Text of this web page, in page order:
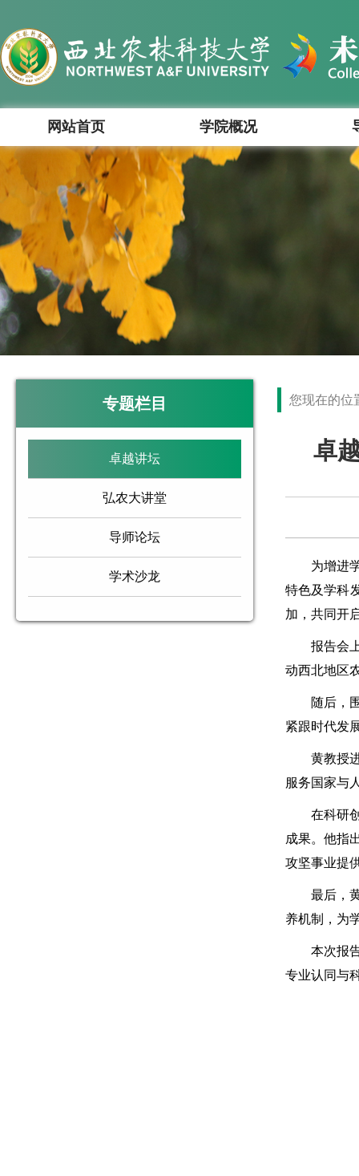
网站首页 学院概况
专题栏目
卓越讲坛
弘农大讲堂
导师论坛
学术沙龙
您现在的位
卓
为增进学
特色及学科
加，共同开
报告会上
动西北地区
随后，围
紧跟时代发
黄教授进
服务国家与
在科研创
成果。他指
攻坚事业提
最后，黄
养机制，为
本次报告
专业认同与